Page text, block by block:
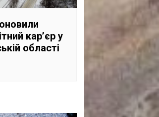
карʼєр у
області